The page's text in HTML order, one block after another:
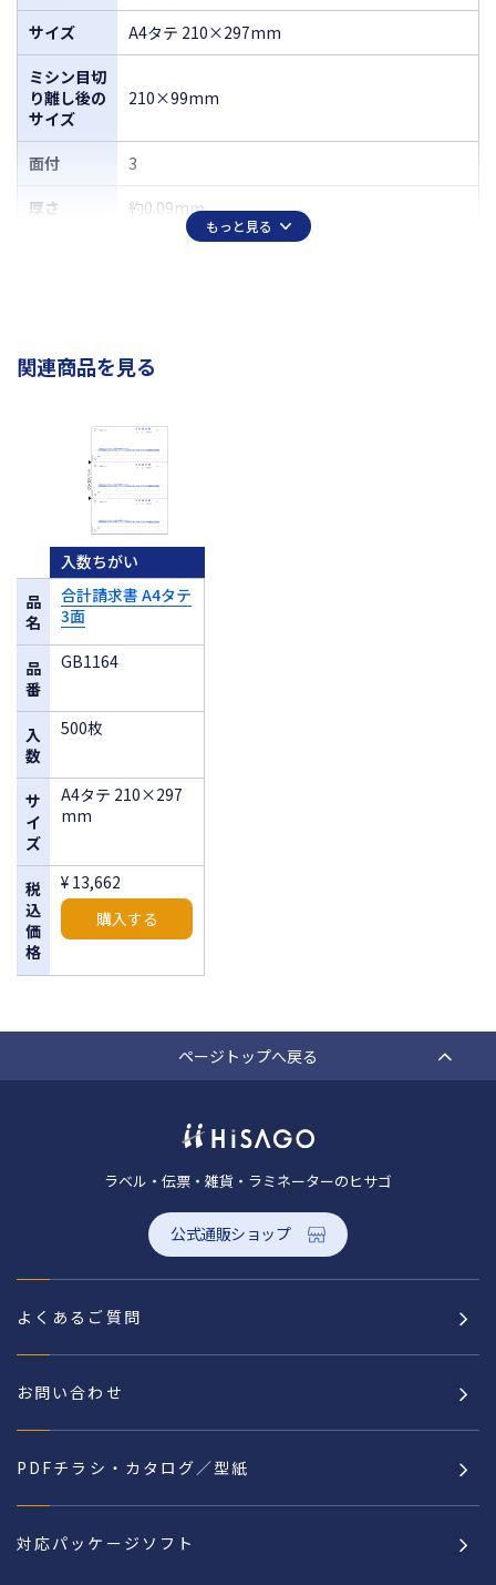
サイズ
A4タテ 210×297mm
ミシン目切
り離し後の
サイズ
210×99mm
面付
3
厚さ
約0.09mm
もっと見る
関連商品を見る
品
名
品
番
入
数
サ
イ
ズ
税
込
価
格
入数ちがい
合計請求書 A4タテ
3面
GB1164
500枚
A4タテ 210×297
mm
¥ 13,662
購入する
ページトップへ戻る
ラベル・伝票・雑貨・ラミネーターのヒサゴ
公式通販ショップ
よくあるご質問
お問い合わせ
PDFチラシ・カタログ／型紙
対応パッケージソフト